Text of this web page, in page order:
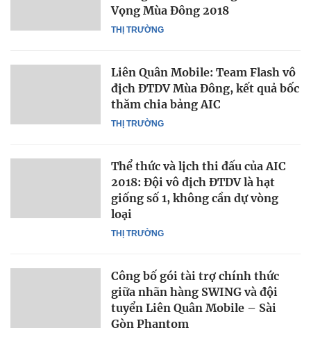
THỊ TRƯỜNG
Vọng Mùa Đông 2018
THỊ TRƯỜNG
Liên Quân Mobile: Team Flash vô
địch ĐTDV Mùa Đông, kết quả bốc
thăm chia bảng AIC
THỊ TRƯỜNG
Thể thức và lịch thi đấu của AIC
2018: Đội vô địch ĐTDV là hạt
giống số 1, không cần dự vòng
loại
Công bố gói tài trợ chính thức
giữa nhãn hàng SWING và đội
tuyển Liên Quân Mobile – Sài
Gòn Phantom